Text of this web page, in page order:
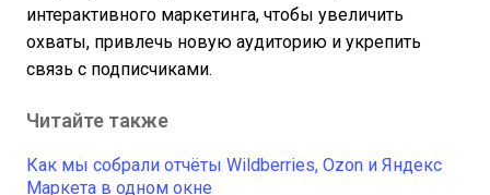
интерактивного маркетинга, чтобы увеличить
охваты, привлечь новую аудиторию и укрепить
связь с подписчиками.
Читайте также
Как мы собрали отчёты Wildberries, Ozon и Яндекс
Маркета в одном окне